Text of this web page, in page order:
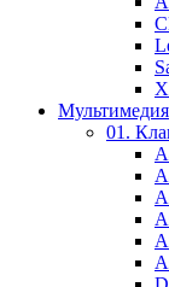
Мультимедия
01.